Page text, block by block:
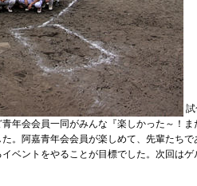
試
年会会員一同がみんな『楽しかった～！ま
。阿嘉青年会会員が楽しめて、先輩たち
ベントをやることが目標でした。次回は